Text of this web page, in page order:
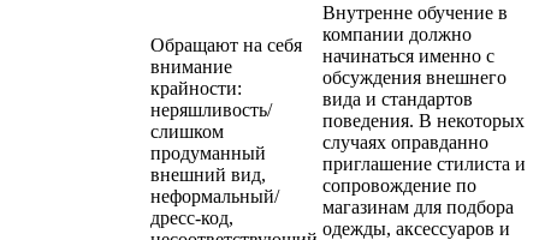
Обращают на себя
внимание
крайности:
неряшливость/
слишком
продуманный
внешний вид,
неформальный/
дресс-код,
Внутренне обучение в
компании должно
начинаться именно с
обсуждения внешнего
вида и стандартов
поведения. В некоторых
случаях оправданно
приглашение стилиста и
сопровождение по
магазинам для подбора
одежды, аксессуаров и